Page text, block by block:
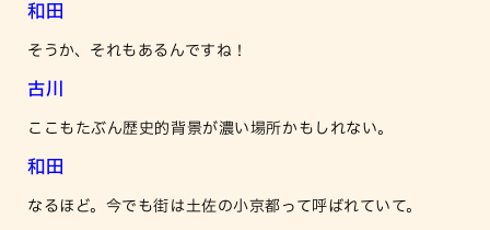
和田
そうか、それもあるんですね！
古川
ここもたぶん歴史的背景が濃い場所かもしれない。
和田
なるほど。今でも街は土佐の小京都って呼ばれていて。